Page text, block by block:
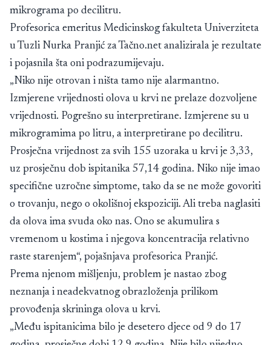
mikrograma po decilitru.
Profesorica emeritus Medicinskog fakulteta Univerziteta
u Tuzli Nurka Pranjić za Tačno.net analizirala je rezultate
i pojasnila šta oni podrazumijevaju.
„Niko nije otrovan i ništa tamo nije alarmantno.
Izmjerene vrijednosti olova u krvi ne prelaze dozvoljene
vrijednosti. Pogrešno su interpretirane. Izmjerene su u
mikrogramima po litru, a interpretirane po decilitru.
Prosječna vrijednost za svih 155 uzoraka u krvi je 3,33,
uz prosječnu dob ispitanika 57,14 godina. Niko nije imao
specifične uzročne simptome, tako da se ne može govoriti
o trovanju, nego o okolišnoj ekspoziciji. Ali treba naglasiti
da olova ima svuda oko nas. Ono se akumulira s
vremenom u kostima i njegova koncentracija relativno
raste starenjem“, pojašnjava profesorica Pranjić.
Prema njenom mišljenju, problem je nastao zbog
neznanja i neadekvatnog obrazloženja prilikom
provođenja skrininga olova u krvi.
„Među ispitanicima bilo je desetero djece od 9 do 17